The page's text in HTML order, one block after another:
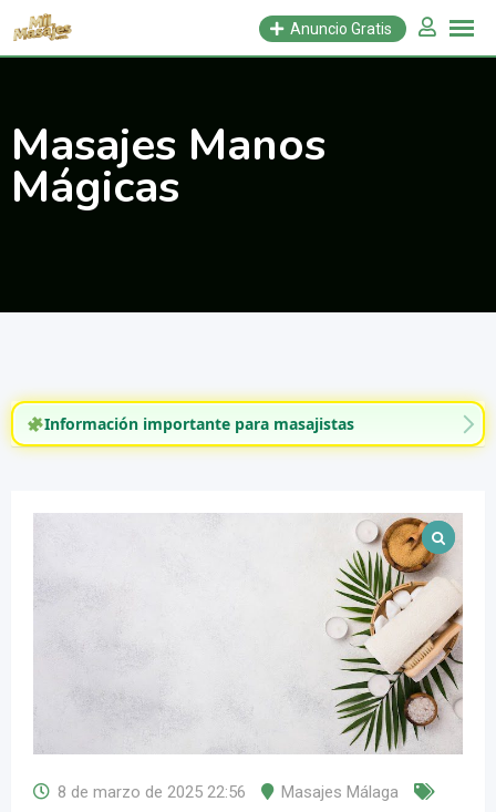
Saltar
Anuncio Gratis
Masajes Manos
Mágicas
Información importante para masajistas
8 de marzo de 2025 22:56
Masajes Málaga